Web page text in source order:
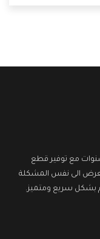
مع توفير قطع
الى نفس المشكلة
بشكل سريع ومتميز.